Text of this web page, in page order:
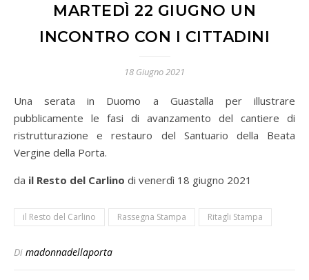
MARTEDÌ 22 GIUGNO UN
INCONTRO CON I CITTADINI
18 Giugno 2021
Una serata in Duomo a Guastalla per illustrare
pubblicamente le fasi di avanzamento del cantiere di
ristrutturazione e restauro del Santuario della Beata
Vergine della Porta.
da il Resto del Carlino di venerdì 18 giugno 2021
il Resto del Carlino Rassegna Stampa Ritagli Stampa
Di madonnadellaporta